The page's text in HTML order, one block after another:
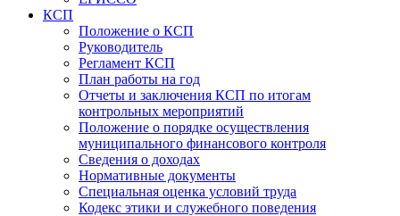
КСП
Положение о КСП
Руководитель
Регламент КСП
План работы на год
Отчеты и заключения КСП по итогам
контрольных мероприятий
Положение о порядке осуществления
муниципального финансового контроля
Сведения о доходах
Нормативные документы
Специальная оценка условий труда
Кодекс этики и служебного поведения